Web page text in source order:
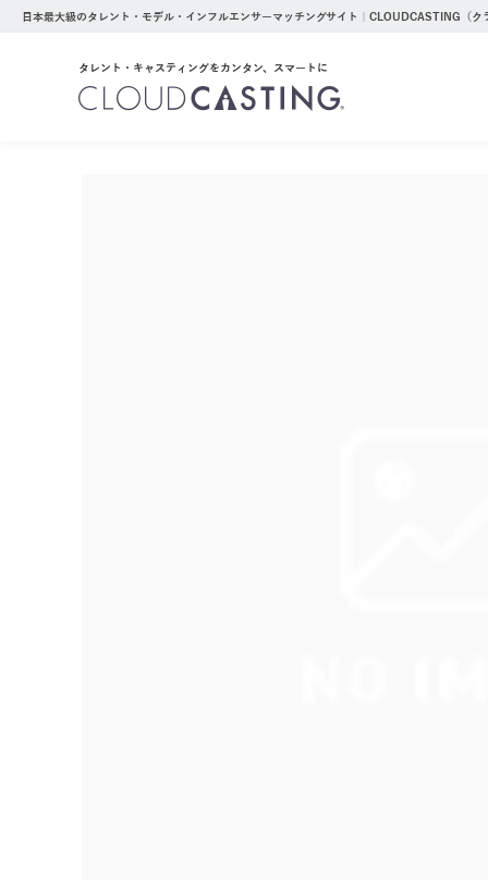
日本最大級のタレント・モデル・インフルエンサーマッチングサイト｜CLOUDCASTING（ク
タレント・キャスティングをカンタン、スマートに